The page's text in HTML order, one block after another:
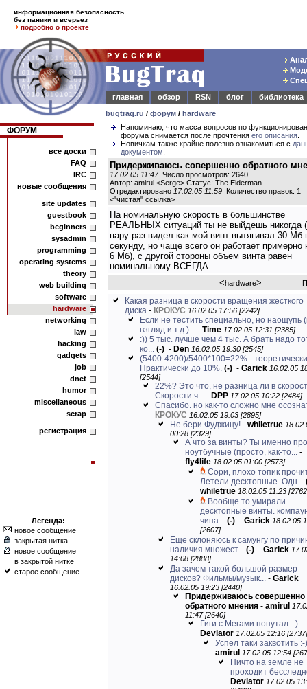
информационная безопасность
без паники и всерьез
подробно о проекте
главная
обзор RSN блог
библиотека
bugtraq.ru / форум / hardware
ФОРУМ
все доски
FAQ
IRC
новые сообщения
site updates
guestbook
beginners
sysadmin
programming
operating systems
theory
web building
software
hardware
networking
law
hacking
gadgets
job
dnet
humor
miscellaneous
scrap
регистрация
Легенда:
новое сообщение
закрытая нитка
новое сообщение
в закрытой нитке
старое сообщение
Напоминаю, что масса вопросов по
форума снимается после прочтения его описания
Новичкам также крайне полезно ознакомиться с
документом
Придерживаюсь совершенно обратного
17.02.05 11:47Число просмотров: 2640
Автор: amirul <Serge> Статус: The Elderman
Отредактировано 17.02.05 11:59 Количество правок: 1
<"чистая" ссылка>
На номинальную скорость в большинстве
РЕАЛЬНЫХ ситуаций ты не выйдешь никогда
пару раз видел как мой винт вытягивал 30 Мб
секунду, но чаще всего он работает примерно
6 Мб), с другой стороны объем винта равен
номинальному ВСЕГДА.
<hardware>
Какая разница в скорости вращения жесткого
диска - КРОКУС 16.02.05 17:56 [2242]
Если не тестить специально, но наощупь
взгляд и т.д.)... - Time 17.02.05 12:31 [2385]
:)) 5 тыс. лучше чем 4 тыс. А брать надо
ко... (-) - Den 16.02.05 19:30 [2545]
(5400-4200)/5400*100=22% -
Практически до 10%. (-) - Garick 16.02.05
[2544]
22%? Это что, не разница ли в
Скорости ч... - DPP 17.02.05 10:22 [2484]
Спасибо. но как-то сложно мне
КРОКУС 16.02.05 19:03 [2895]
Не бери Фуджицу! - whiletrue
00:28 [2329]
А что за винты? Ты именно про
ноутбучные (просто, как-то... -
fly4life 18.02.05 01:00 [2573]
Cори, плохо топик
Летели десктопные. Одн...
whiletrue 18.02.05 11:23
Вообще то умирали
десктопные винты.
чипа... (-) - Garick 18.02.05
[2607]
Еще склоняюсь к самунгу по
наличия множест... (-) - Garick
14:08 [2888]
Да зачем такой большой размер
дисков? Фильмы/музык... - Garick
16.02.05 19:23 [2440]
Придерживаюсь совершенно
обратного мнения - amirul
11:47 [2640]
Гиги с Мегами попутал :-) -
Deviator 17.02.05 12:16 [2737]
Успел таки заквотить :-)
amirul 17.02.05 12:54
Ничто на земле не
проходит
Deviator 17.02.05